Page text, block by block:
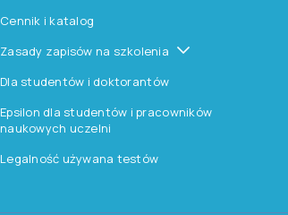
Cennik i katalog
Zasady zapisów na szkolenia
Dla studentów i doktorantów
Epsilon dla studentów i pracowników
naukowych uczelni
Legalność używana testów